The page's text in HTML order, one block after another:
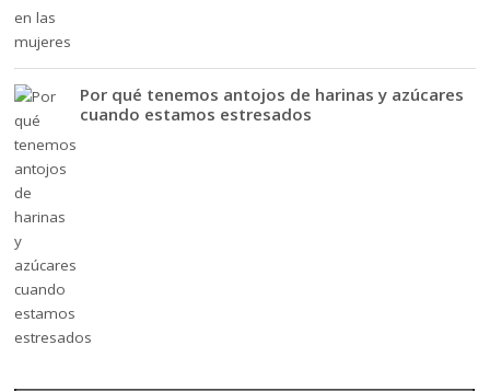
Por qué tenemos antojos de harinas y azúcares
cuando estamos estresados